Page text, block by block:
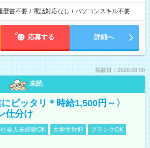
歴書不要 / 電話対応なし / パソコンスキル不要
応募する 詳細へ
掲載日：2026.08.09
未読
ピッタリ＊時給1,500円～〉
仕分け
社会人未経験OK 大学生歓迎
ブランクOK